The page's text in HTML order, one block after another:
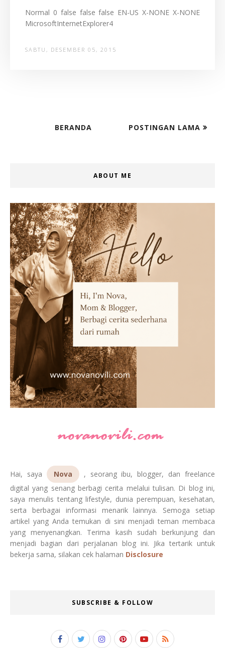
Normal 0 false false false EN-US X-NONE X-NONE
MicrosoftInternetExplorer4
SABTU, DESEMBER 05, 2015
POSTINGAN LAMA
BERANDA
ABOUT ME
Hai, saya Nova
, seorang ibu, blogger, dan freelance
digital yang senang berbagi cerita melalui tulisan. Di blog ini,
saya menulis tentang lifestyle, dunia perempuan, kesehatan,
serta berbagai informasi menarik lainnya. Semoga setiap
artikel yang Anda temukan di sini menjadi teman membaca
yang menyenangkan. Terima kasih sudah berkunjung dan
menjadi bagian dari perjalanan blog ini. Jika tertarik untuk
bekerja sama, silakan cek halaman Disclosure
SUBSCRIBE & FOLLOW